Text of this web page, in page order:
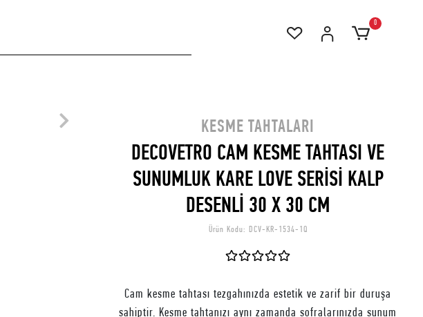
0
KESME TAHTALARI
DECOVETRO CAM KESME TAHTASI VE
SUNUMLUK KARE LOVE SERİSİ KALP
DESENLİ 30 X 30 CM
Ürün Kodu: DCV-KR-1534-1Q
Cam kesme tahtası tezgahınızda estetik ve zarif bir duruşa
sahiptir. Kesme tahtanızı aynı zamanda sofralarınızda sunum